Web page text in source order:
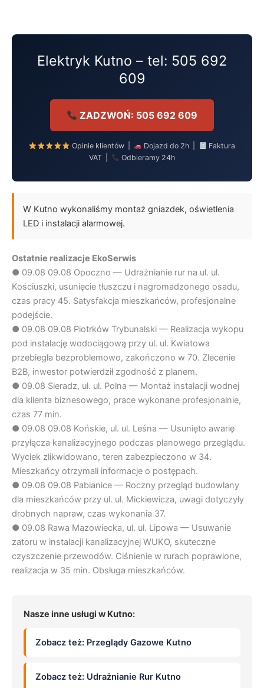
treści
Elektryk Kutno – tel: 505 692
609
ZADZWOŃ: 505 692 609
Opinie klientów | Dojazd do 2h |
Faktura
VAT |
Odbieramy 24h
W Kutno wykonaliśmy montaż gniazdek, oświetlenia
LED i instalacji alarmowej.
Ostatnie realizacje EkoSerwis
● 09.08 09.08 Opoczno — Udrażnianie rur na ul. ul.
Kościuszki, usunięcie tłuszczu i nagromadzonego osadu,
czas pracy 45. Satysfakcja mieszkańców, profesjonalne
podejście.
● 09.08 09.08 Piotrków Trybunalski — Realizacja wykopu
pod instalację wodociągową przy ul. ul. Kwiatowa
przebiegła bezproblemowo, zakończono w 70. Zlecenie
B2B, inwestor potwierdził zgodność z planem.
● 09.08 Sieradz, ul. ul. Polna — Montaż instalacji wodnej
dla klienta biznesowego, prace wykonane profesjonalnie,
czas 77 min.
● 09.08 09.08 Końskie, ul. ul. Leśna — Usunięto awarię
przyłącza kanalizacyjnego podczas planowego przeglądu.
Wyciek zlikwidowano, teren zabezpieczono w 34.
Mieszkańcy otrzymali informacje o postępach.
● 09.08 09.08 Pabianice — Roczny przegląd budowlany
dla mieszkańców przy ul. ul. Mickiewicza, uwagi dotyczyły
drobnych napraw, czas wykonania 37.
● 09.08 Rawa Mazowiecka, ul. ul. Lipowa — Usuwanie
zatoru w instalacji kanalizacyjnej WUKO, skuteczne
czyszczenie przewodów. Ciśnienie w rurach poprawione,
realizacja w 35 min. Obsługa mieszkańców.
Nasze inne usługi w Kutno:
Zobacz też: Przeglądy Gazowe Kutno
Zobacz też: Udrażnianie Rur Kutno